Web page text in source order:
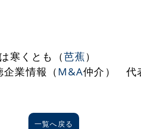
寒くとも（芭蕉）
情報（ M&A仲介） 代
一覧へ戻る